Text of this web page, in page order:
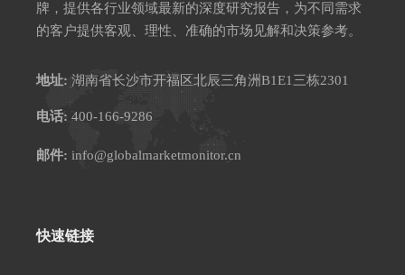
牌，提供各行业领域最新的深度研究报告，为不同需求
的客户提供客观、理性、准确的市场见解和决策参考。
地址: 湖南省长沙市开福区北辰三角洲B1E1三栋2301
电话: 400-166-9286
邮件: info@globalmarketmonitor.cn
快速链接